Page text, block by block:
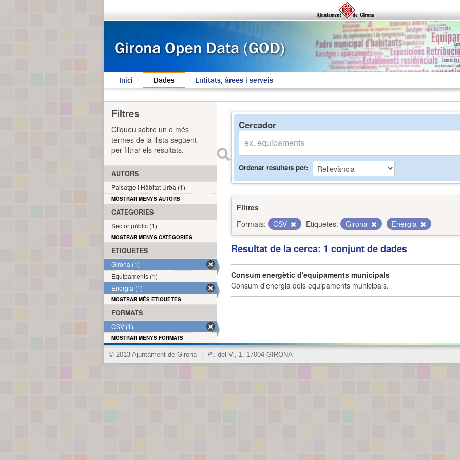
Inici Dades Entitats, àrees i serveis
Cercador
Ordenar resultats per
Filtres
Formats:
CSV Etiquetes: Girona Energia
Resultat de la cerca: 1 conjunt de dades
Consum energètic d'equipaments municipals
Consum d'energia dels equipaments municipals.
Filtres
Cliqueu sobre un o més
termes de la llista següent
per filtrar els resultats.
AUTORS
Paisatge i Hàbitat Urbà (1)
MOSTRAR MENYS AUTORS
CATEGORIES
Sector públic (1)
MOSTRAR MENYS CATEGORIES
ETIQUETES
Girona (1)
Equipaments (1)
Energia (1)
MOSTRAR MÉS ETIQUETES
FORMATS
CSV (1)
MOSTRAR MENYS FORMATS
© 2013 Ajuntament de Girona Pl. del Vi, 1. 17004 GIRONA